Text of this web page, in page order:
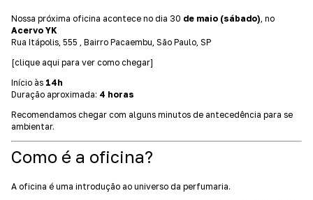
Nossa próxima oficina acontece no dia 30 de maio (sábado), no
Acervo YK
Rua Itápolis, 555 , Bairro Pacaembu, São Paulo, SP
[clique aqui para ver como chegar]
Início às 14h
Duração aproximada: 4 horas
Recomendamos chegar com alguns minutos de antecedência para se
ambientar.
Como é a oficina?
A oficina é uma introdução ao universo da perfumaria.